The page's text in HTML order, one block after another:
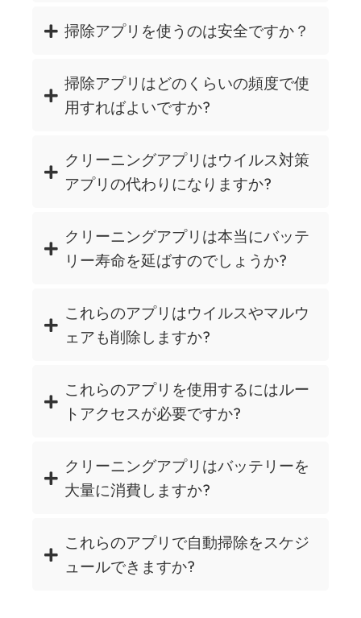
掃除アプリを使うのは安全ですか？
掃除アプリはどのくらいの頻度で使
用すればよいですか?
クリーニングアプリはウイルス対策
アプリの代わりになりますか?
クリーニングアプリは本当にバッテ
リー寿命を延ばすのでしょうか?
これらのアプリはウイルスやマルウ
ェアも削除しますか?
これらのアプリを使用するにはルー
トアクセスが必要ですか?
クリーニングアプリはバッテリーを
大量に消費しますか?
これらのアプリで自動掃除をスケジ
ュールできますか?